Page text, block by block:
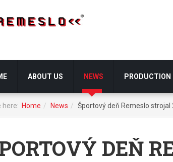
ABOUT US NEWS PRODUCTION
here: Home News Športový deň Remeslo strojal
DEŇ